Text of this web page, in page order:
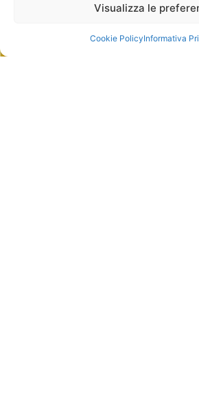
Visualizza le
Cookie PolicyInformativa